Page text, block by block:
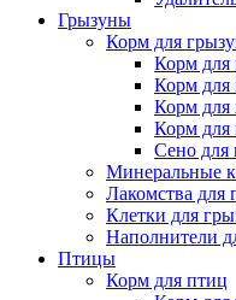
Грызуны
Корм для
Корм для
Корм для
Корм для
Корм
Сено для
Минеральные
Лакомства для
Клетки для
Наполнители
Птицы
Корм для птиц